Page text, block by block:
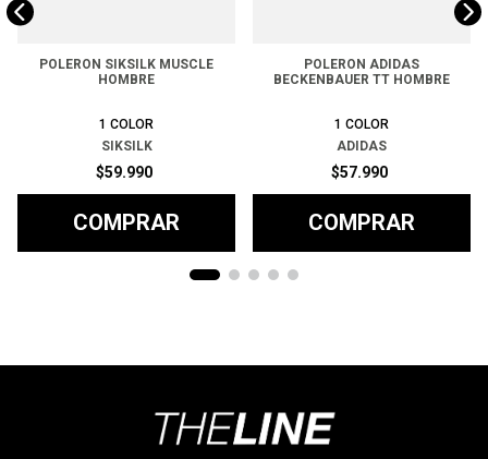
POLERON SIKSILK MUSCLE
HOMBRE
1 COLOR
SIKSILK
$59.990
COMPRAR
POLERON ADIDAS
BECKENBAUER TT HOMBRE
1 COLOR
ADIDAS
$57.990
COMPRAR